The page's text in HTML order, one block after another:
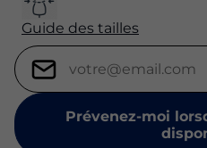
Guide des tailles
Prévenez-moi